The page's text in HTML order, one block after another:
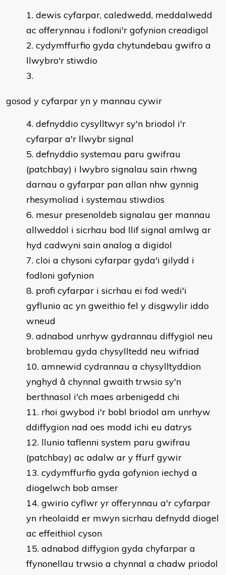
dewis cyfarpar, caledwedd, meddalwedd
ac offerynnau i fodloni'r gofynion creadigol
cydymffurfio gyda chytundebau gwifro a
llwybro'r stiwdio
gosod y cyfarpar yn y mannau cywir
defnyddio cysylltwyr sy'n briodol i'r
cyfarpar a'r llwybr signal
defnyddio systemau paru gwifrau
(patchbay) i lwybro signalau sain rhwng
darnau o gyfarpar pan allan nhw gynnig
rhesymoliad i systemau stiwdios
mesur presenoldeb signalau ger mannau
allweddol i sicrhau bod llif signal amlwg ar
hyd cadwyni sain analog a digidol
cloi a chysoni cyfarpar gyda'i gilydd i
fodloni gofynion
profi cyfarpar i sicrhau ei fod wedi'i
gyflunio ac yn gweithio fel y disgwylir iddo
wneud
adnabod unrhyw gydrannau diffygiol neu
broblemau gyda chysylltedd neu wifriad
amnewid cydrannau a chysylltyddion
ynghyd â chynnal gwaith trwsio sy'n
berthnasol i'ch maes arbenigedd chi
rhoi gwybod i'r bobl briodol am unrhyw
ddiffygion nad oes modd ichi eu datrys
llunio taflenni system paru gwifrau
(patchbay) ac adalw ar y ffurf gywir
cydymffurfio gyda gofynion iechyd a
diogelwch bob amser
gwirio cyflwr yr offerynnau a'r cyfarpar
yn rheolaidd er mwyn sicrhau defnydd diogel
ac effeithiol cyson
adnabod diffygion gyda chyfarpar a
ffynonellau trwsio a chynnal a chadw priodol